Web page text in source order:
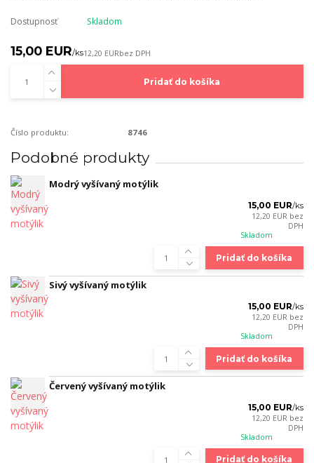
Dostupnosť Skladom
15,00 EUR/ks12,20 EURbez DPH
Pridať do košíka
Číslo produktu: 8746
Podobné produkty
Modrý vyšívaný motýlik
15,00 EUR/ks
12,20 EUR bez
DPH
Skladom
Pridať do košíka
Sivý vyšívaný motýlik
15,00 EUR/ks
12,20 EUR bez
DPH
Skladom
Pridať do košíka
Červený vyšívaný motýlik
15,00 EUR/ks
12,20 EUR bez
DPH
Skladom
Pridať do košíka